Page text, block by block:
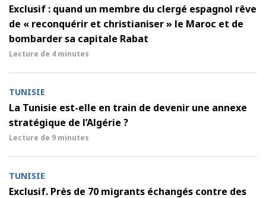
Exclusif : quand un membre du clergé espagnol rêve
de « reconquérir et christianiser » le Maroc et de
bombarder sa capitale Rabat
Lecture de 4 minutes
TUNISIE
La Tunisie est-elle en train de devenir une annexe
stratégique de l’Algérie ?
Lecture de 9 minutes
TUNISIE
Exclusif. Près de 70 migrants échangés contre des